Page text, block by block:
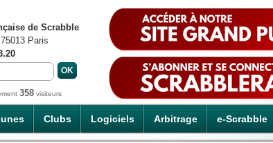
Clubs Logiciels Arbitrage e-Scrabble
de Scrabble
Paris
358 visiteurs